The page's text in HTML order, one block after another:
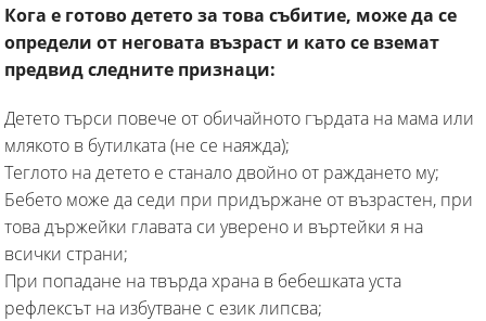
Кога е готово детето за това събитие, може да се
определи от неговата възраст и като се вземат
предвид следните признаци:
Детето търси повече от обичайното гърдата на мама или
млякото в бутилката (не се наяжда);
Теглото на детето е станало двойно от раждането му;
Бебето може да седи при придържане от възрастен, при
това държейки главата си уверено и въртейки я на
всички страни;
При попадане на твърда храна в бебешката уста
рефлексът на избутване с език липсва;